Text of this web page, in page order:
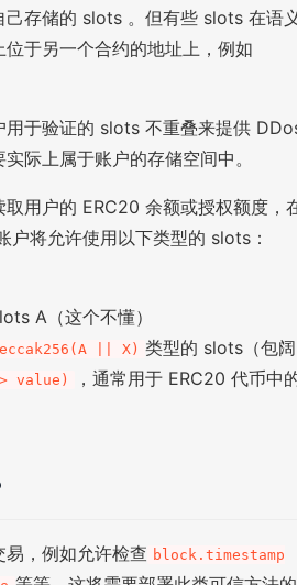
己存储的 slots 。但有些 slots 在语
位于另一个合约的地址上，例如
用于验证的 slots 不重叠来提供
际上属于账户的存储空间中。
用户的 ERC20 余额或授权额度，
户将允许使用以下类型的 slots：
A（这个不懂）
|| X) 类型的 slots（包阔
value)
，通常用于 ERC20 代币中
，例如允许检查 block.timestamp